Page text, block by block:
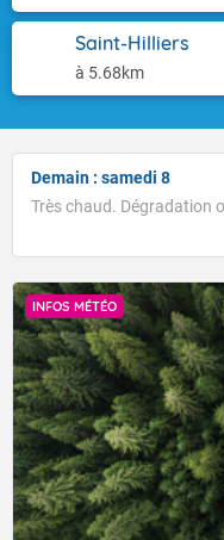
Saint-Hilliers
à 5.68km
Demain : samedi 8
Très chaud. Dégradation
INFOS MÉTÉO